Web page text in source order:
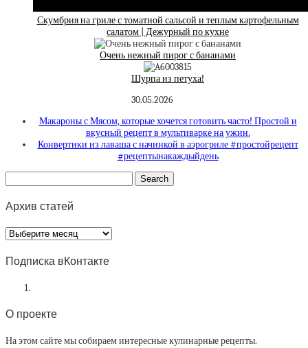
Скумбрия на гриле с томатной сальсой и теплым картофельным
салатом | Дежурный по кухне
Очень нежный пирог с бананами
Шурпа из петуха!
30.05.2026
Макароны с Мясом, которые хочется готовить часто! Простой и
вкусный рецепт в мультиварке на ужин.
Конвертики из лаваша с начинкой в аэрогриле #простойрецепт
#рецептынакаждыйдень
Архив статей
Архив
статей
Подписка вКонтакте
О проекте
На этом сайте мы собираем интересные кулинарные рецепты.